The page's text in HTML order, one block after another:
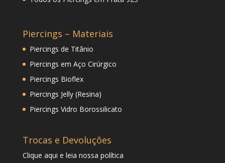
Piercings – Materiais
Piercings de Titânio
Piercings em Aço Cirúrgico
Piercings Bioflex
Piercings Jelly (Resina)
Piercings Vidro Borossilicato
Trocas e Devoluções
Clique aqui e leia nossa política